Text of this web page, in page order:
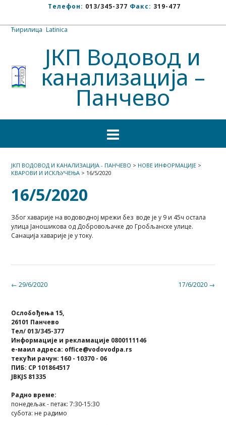
Телефон: 013/345-377 Факс: 319-477
Ћирилица Latinica
ЈКП Водовод и
канализација –
Панчево
ЈКП ВОДОВОД И КАНАЛИЗАЦИЈА - ПАНЧЕВО > НОВЕ ИНФОРМАЦИЈЕ >
КВАРОВИ И ИСКЉУЧЕЊА > 16/5/2020
16/5/2020
Због хаварије на водоводној мрежи без воде је у 9 и 45ч остала
улица Јаношикова од Добровољачке до Гробљанске улице.
Санација хаварије је у току.
Post 17/6/2020 →
← 29/6/2020
Ослобођења 15,
26101 Панчево
Тел/ 013/345-377
Информације и рекламације 0800111146
е-маил адреса: office@vodovodpa.rs
текући рачун: 160 - 10370 - 06
ПИБ: СР 101864517
JBKJS 81335
Радно време:
понедељак - петак: 7:30-15:30
субота: не радимо